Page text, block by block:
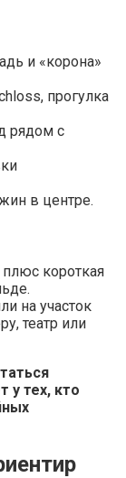
и «корона»
прогулка
рядом с
в центре.
короткая
на участок
театр или
у тех, кто